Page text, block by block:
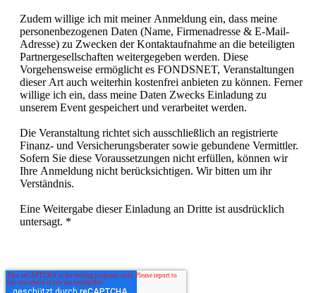
Zudem willige ich mit meiner Anmeldung ein, dass meine
personenbezogenen Daten (Name, Firmenadresse & E-Mail-
Adresse) zu Zwecken der Kontaktaufnahme an die beteiligten
Partnergesellschaften weitergegeben werden. Diese
Vorgehensweise ermöglicht es FONDSNET, Veranstaltungen
dieser Art auch weiterhin kostenfrei anbieten zu können. Ferner
willige ich ein, dass meine Daten Zwecks Einladung zu
unserem Event gespeichert und verarbeitet werden.
Die Veranstaltung richtet sich ausschließlich an registrierte
Finanz- und Versicherungsberater sowie gebundene Vermittler.
Sofern Sie diese Voraussetzungen nicht erfüllen, können wir
Ihre Anmeldung nicht berücksichtigen. Wir bitten um ihr
Verständnis.
Eine Weitergabe dieser Einladung an Dritte ist ausdrücklich
untersagt. *